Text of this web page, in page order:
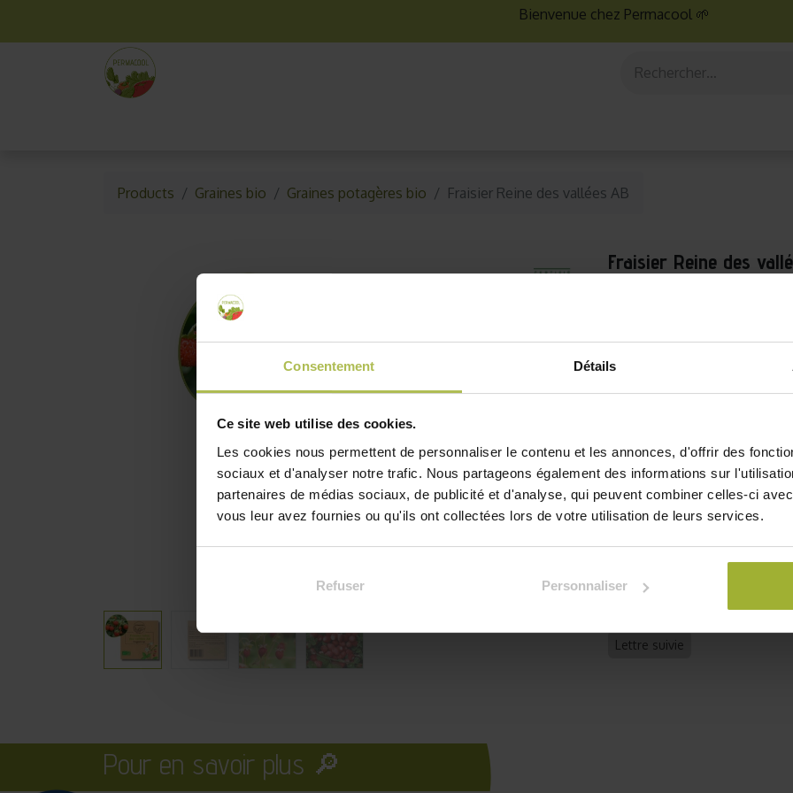
Consentement Détails
Ce site web utilise des cookies.
Les cookies nous permettent de personnaliser le contenu et les annonces, d'offrir des
sociaux et d'analyser notre trafic. Nous partageons également des informations sur
partenaires de médias sociaux, de publicité et d'analyse, qui peuvent combiner celles-ci
vous leur avez fournies ou qu'ils ont collectées lors de votre utilisation de leurs services.
Refuser Personnaliser
Bienvenue chez Permacool 🌱
Products Graines bio Graines potagères bio Fraisier Reine des vallées AB
Fraisier Reine des
Le fraisier Reine des
En effet, il peut fleurir et
variété qui produit de
robustes et résistants,
sont faciles à cultiver,
production optimale,
matière organique, avec
Description complète ci-
3,03€ TVA comprise
Ajouter à la liste de
Lettre suivie
Pour en savoir plus 🔎